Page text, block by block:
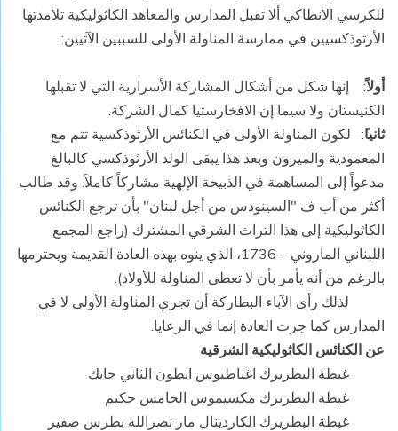
للكرسي الانطاكي ألا تقبل المدارس والمعاهد الكاثوليكية تلامذتها
الأرثوذكسيين في ممارسة المناولة الأولى للسببين الآتيين:
أولاً: إنها شكل من أشكال المشاركة الأسرارية التي لا تقبلها
الكنيستان ولا سيما إن الافخارستيا كمال الشركة.
ثانياً: لكون المناولة الأولى في الكنائس الأرثوذكسية تتم مع
المعمودية والميرون وبعد هذا يبقى الولد الأرثوذكسي كالبالغ
مدعواً إلى المساهمة في الذبيحة الإلهية مشاركاً كاملاً. وقد طالب
أكثر من أب ف "السينودس من أجل لبنان" بأن ترجع الكنائس
الكاثوليكية إلى هذا التراث الشرقي المشترك (راجع المجمع
اللبناني الماروني – 1736، الذي ينوه بهذه العادة القديمة ويحترمها
بالرغم من أنه يأمر بأن لا تعطى المناولة للأولاد).
لذلك رأى الآباء البطاركة أن تجري المناولة الأولى لا في
المدارس كما جرت العادة إنما في الرعايا.
عن الكنائس الكاثوليكية الشرقية
غبطة البطريرك اغناطيوس انطون الثاني حايك
غبطة البطريرك مكسيموس الخامس حكيم
غبطة البطريرك الكاردينال مار نصرالله بطرس صفير